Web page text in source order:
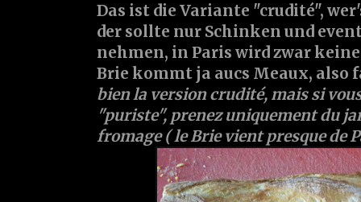
Das ist die Variante "crudité",
der sollte nur Schinken und
nehmen, in Paris wird zwar
Brie kommt ja aucs Meaux, also
bien la version crudité, mais si
"puriste", prenez uniquement du
fromage ( le Brie vient presque de